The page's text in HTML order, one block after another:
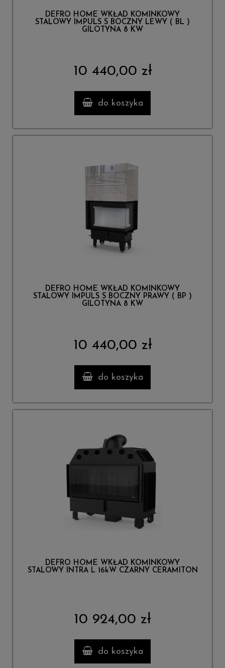
DEFRO HOME WKŁAD KOMINKOWY
STALOWY IMPULS S BOCZNY LEWY ( BL )
GILOTYNA 8 KW
10 440,00 zł
do koszyka
DEFRO HOME WKŁAD KOMINKOWY
STALOWY IMPULS S BOCZNY PRAWY ( BP )
GILOTYNA 8 KW
10 440,00 zł
do koszyka
DEFRO HOME WKŁAD KOMINKOWY
STALOWY INTRA L 16kW CZARNY CERAMITON
10 924,00 zł
do koszyka